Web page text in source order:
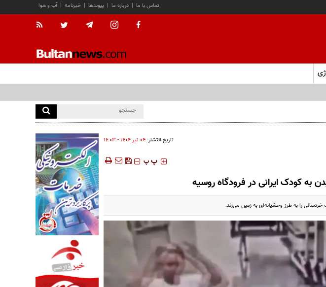
آب و هوا | خبرنامه | پیوندها | درباره ما | تماس با ما
تاریخ انتشار: ۰۴ تير ۱۴۰۴ - ۱۶:۰۳
‍‍‍ پ پ
به کودک ایرانی در فرودگاه روسیه
را به طرز وحشیانه‌ای به زمین می‌زند.